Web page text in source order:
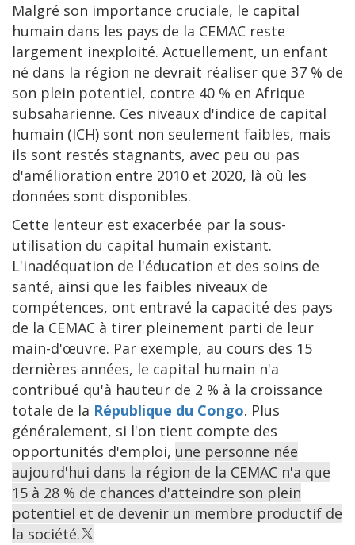
Malgré son importance cruciale, le capital
humain dans les pays de la CEMAC reste
largement inexploité. Actuellement, un enfant
né dans la région ne devrait réaliser que 37 % de
son plein potentiel, contre 40 % en Afrique
subsaharienne. Ces niveaux d'indice de capital
humain (ICH) sont non seulement faibles, mais
ils sont restés stagnants, avec peu ou pas
d'amélioration entre 2010 et 2020, là où les
données sont disponibles.
Cette lenteur est exacerbée par la sous-
utilisation du capital humain existant.
L'inadéquation de l'éducation et des soins de
santé, ainsi que les faibles niveaux de
compétences, ont entravé la capacité des pays
de la CEMAC à tirer pleinement parti de leur
main-d'œuvre. Par exemple, au cours des 15
dernières années, le capital humain n'a
contribué qu'à hauteur de 2 % à la croissance
totale de la République du Congo. Plus
généralement, si l'on tient compte des
opportunités d'emploi, une personne née
aujourd'hui dans la région de la CEMAC n'a que
15 à 28 % de chances d'atteindre son plein
potentiel et de devenir un membre productif de
la société.